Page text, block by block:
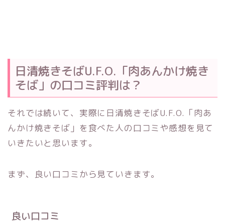
日清焼きそばU.F.O.「肉あんかけ焼き
そば」の口コミ評判は？
それでは続いて、実際に日清焼きそばU.F.O.「肉あ
んかけ焼きそば」を食べた人の口コミや感想を見て
いきたいと思います。
まず、良い口コミから見ていきます。
良い口コミ